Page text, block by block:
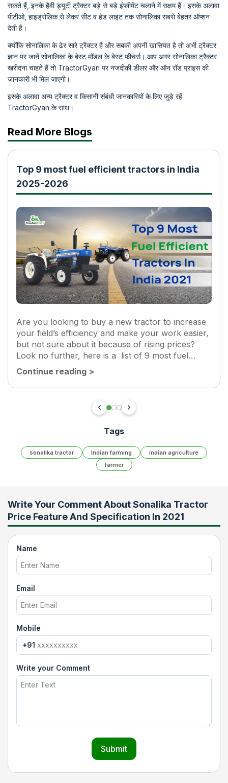
सकते हैं, इनके हैवी ड्यूटी ट्रैक्टर बड़े से बड़े इंप्लीमेंट चलाने में सक्षम हैं। इसके अलावा
पीटीओ, हाइड्रोलिक से लेकर सीट व हेड लाइट तक सोनालिका सबसे बेहतर ऑप्शन
देती है।
क्योंकि सोनालिका के ढेर सारे ट्रैक्टर है और सबकी अपनी खासियत है तो अभी ट्रैक्टर
ज्ञान पर जानें सोनालिका के बेस्ट मॉडल के बेस्ट फीचर्स। आप अगर सोनालिका ट्रैक्टर
खरीदना चाहते हैं तो TractorGyan पर नजदीकी डीलर और ऑन रॉड प्राइस की
जानकारी भी मिल जाएगी।
इसके अलावा अन्य ट्रैक्टर व किसानी संबंधी जानकारियों के लिए जुड़े रहें
TractorGyan के साथ।
Read More Blogs
Top 9 most fuel efficient tractors in India
2025-2026
Are you looking to buy a new tractor to increase
your field’s efficiency and make your work easier,
but not sure about it because of rising prices?
Look no further, here is a list of 9 most fuel
efficient tractors in...
Continue reading >
Tags
sonalika tractor Indian farming
indian agriculture
farmer
Write Your Comment AboutSonalika Tractor
Price Feature And Specification In 2021
Name
Email
Mobile
+91
Write your Comment
Submit